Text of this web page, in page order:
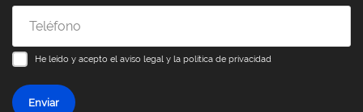
He leído y acepto el aviso legal y la política de privacidad
Enviar